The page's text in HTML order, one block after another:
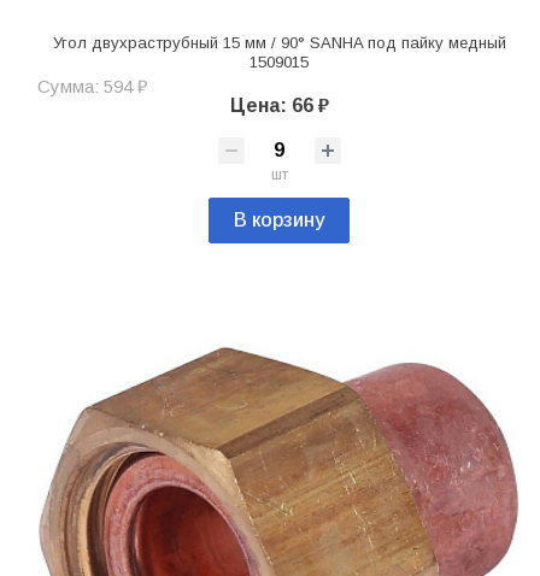
Угол двухраструбный 15 мм / 90° SANHA под пайку медный
1509015
Сумма: 594 ₽
Цена: 66 ₽
шт
В корзину